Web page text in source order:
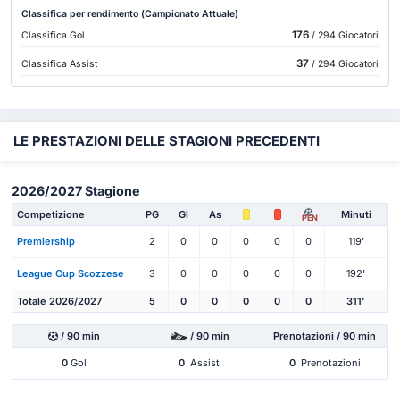
Classifica per rendimento (Campionato Attuale)
Classifica Gol
176/ 294 Giocatori
Classifica Assist 37/ 294 Giocatori
LE PRESTAZIONI DELLE STAGIONI PRECEDENTI
2026/2027 Stagione
Competizione PG Gl As PEN Minuti
Premiership 2 0 0 0 0 0 119'
League Cup Scozzese 3 0 0 0 0 0 192'
Totale 2026/2027 5 0 0 0 0 0 311'
/ 90 min / 90 min Prenotazioni / 90 min
0 Gol 0 Assist 0 Prenotazioni